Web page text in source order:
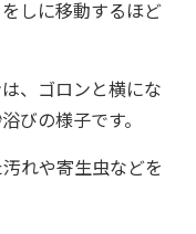
しに移動するほど
、ゴロンと横にな
びの様子です。
れや寄生虫などを